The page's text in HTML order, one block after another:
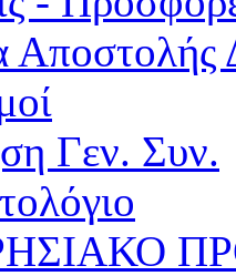
Αποστολής
Γεν. Συν.